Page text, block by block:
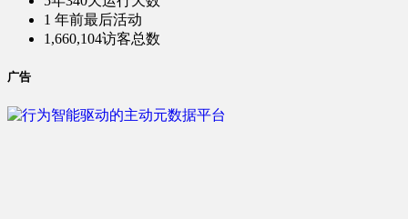
1 年前最后活动
1,660,104访客总数
广告